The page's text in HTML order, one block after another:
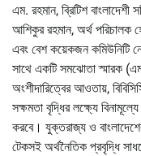
এম. রহমান, ব্রিটিশ
আশিকুর রহমান, অর্থ পরিচালক
এবং বেশ কয়েকজন কমিউনিটি
সাথে একটি সমঝোতা স্মারক
অংশীদারিত্বের আওতায়,
সক্ষমতা বৃদ্ধির লক্ষ্যে
করবে। যুক্তরাজ্য ও
টেকসই অর্থনৈতিক প্রবৃদ্ধি